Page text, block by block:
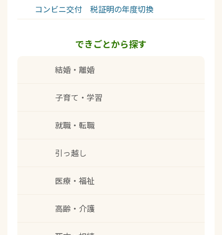
コンビニ交付 税証明の年度切換
できごとから探す
結婚・離婚
子育て・学習
就職・転職
引っ越し
医療・福祉
高齢・介護